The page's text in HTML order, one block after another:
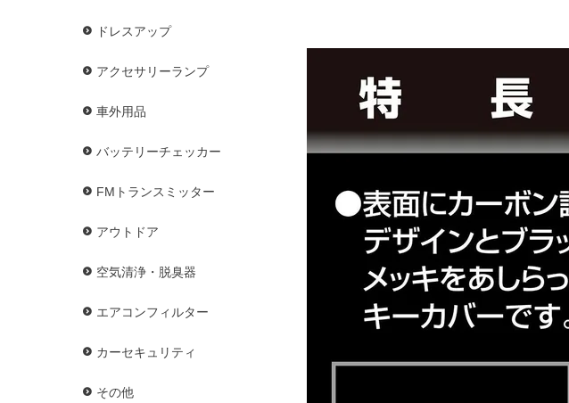
ドレスアップ
アクセサリーランプ
車外用品
バッテリーチェッカー
FMトランスミッター
アウトドア
空気清浄・脱臭器
エアコンフィルター
カーセキュリティ
その他